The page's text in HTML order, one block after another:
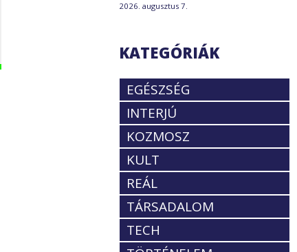
2026. augusztus 7.
KATEGÓRIÁK
EGÉSZSÉG
INTERJÚ
KOZMOSZ
KULT
REÁL
TÁRSADALOM
TECH